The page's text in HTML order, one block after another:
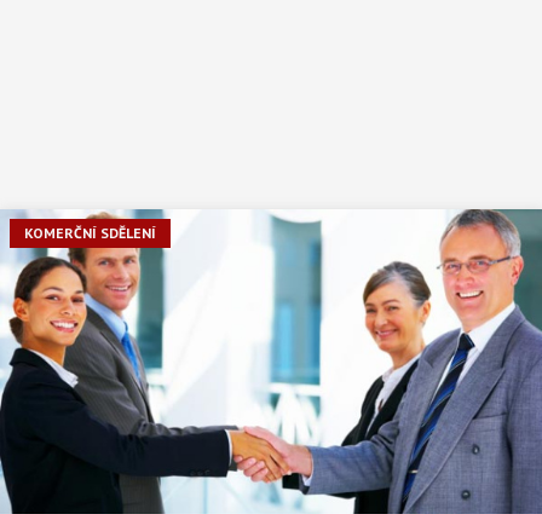
KOMERČNÍ SDĚLENÍ